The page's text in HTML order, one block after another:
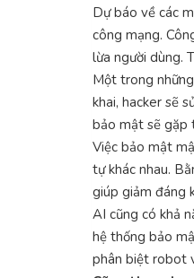
Dự báo về các
công mạng.
lừa người dùng.
Một trong
khai, hacker sẽ
bảo mật sẽ gặp
Việc bảo mật
tự khác nhau.
giúp giảm đáng
AI cũng có khả
hệ thống bảo
phân biệt robot